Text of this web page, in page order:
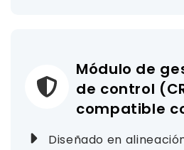
Módulo de
de control
compatible
Diseñado en